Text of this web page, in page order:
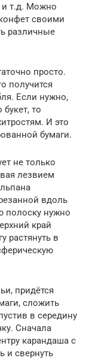
и т.д. Можно
своими
различные
просто.
получится
Если нужно,
то
И это
бумаги.
не только
лезвием
вдоль
полоску нужно
край
растянуть в
придётся
сложить
в середину
Сначала
карандаша с
и свернуть